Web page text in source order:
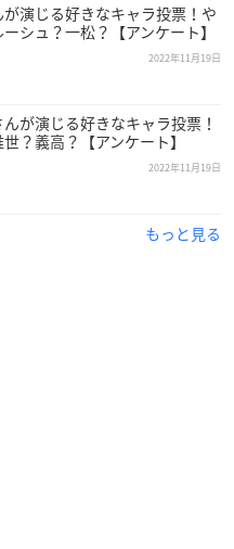
東京俳優生活協同組合に所
般の会社への就職を経て養成
演じる好きなキャラ投票！や
シュ？一松？【アンケート】
2022年11月19日
が演じる好きなキャラ投票！
？義高？【アンケート】
2022年11月19日
もっと見る